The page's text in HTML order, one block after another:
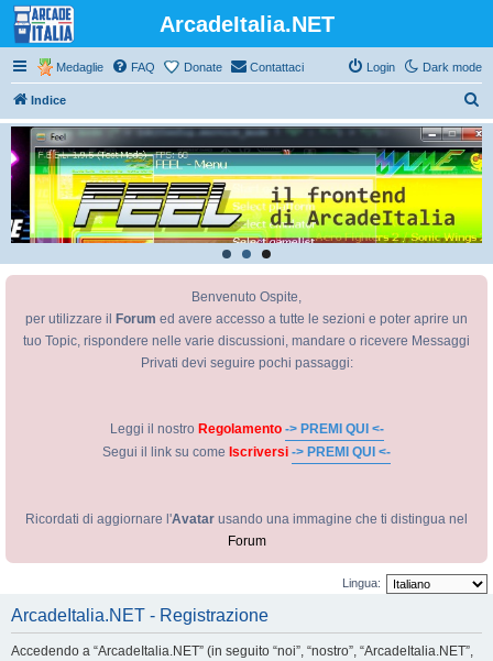
ArcadeItalia.NET
Dark mode
Medaglie FAQ Donate Contattaci Login
Indice
e
r
c
Benvenuto Ospite,
per utilizzare il
Forum ed avere accesso a tutte le sezioni e poter aprire un
tuo Topic, rispondere nelle varie discussioni, mandare o ricevere Messaggi
Privati devi seguire pochi passaggi:
Leggi il nostro Regolamento -> PREMI QUI <-
Segui il link su come Iscriversi -> PREMI QUI <-
Ricordati di aggiornare l'Avatar usando una immagine che ti distingua nel
Forum
Lingua:
ArcadeItalia.NET - Registrazione
Accedendo a “ArcadeItalia.NET” (in seguito “noi”, “nostro”, “ArcadeItalia.NET”,